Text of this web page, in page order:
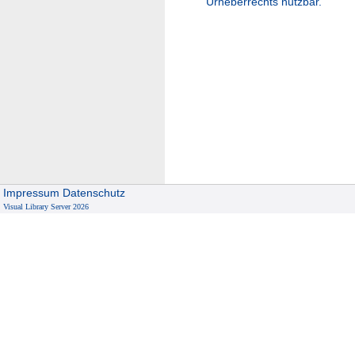
Impressum Datenschutz
Visual Library Server 2026